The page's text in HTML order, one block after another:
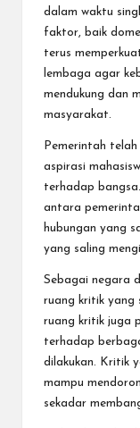
dalam waktu
faktor, baik
terus
lembaga agar
mendukung dan
masyarakat.
Pemerintah
aspirasi
terhadap
antara
hubungan yang
yang saling
Sebagai negara
ruang kritik yang
ruang kritik juga
terhadap
dilakukan. Kritik
mampu
sekadar